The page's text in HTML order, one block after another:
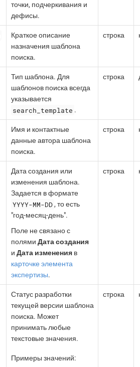
точки, подчеркивания и
дефисы.
Краткое описание
назначения шаблона
поиска.
строка
Тип шаблона. Для
шаблонов поиска всегда
указывается
search_template .
строка
Имя и контактные
данные автора шаблона
поиска.
строка
Дата создания или
изменения шаблона.
Задается в формате
YYYY-MM-DD , то есть
"год-месяц-день".
Поле не связано с
полями Дата создания
и Дата измененияв
карточке элемента
экспертизы.
строка
Статус разработки
текущей версии шаблона
поиска. Может
принимать любые
текстовые значения.
Примеры значений:
строка